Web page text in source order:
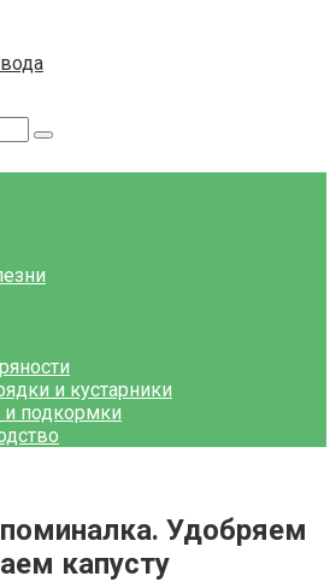
и кустарники
и подкормки
Удобряем
капусту